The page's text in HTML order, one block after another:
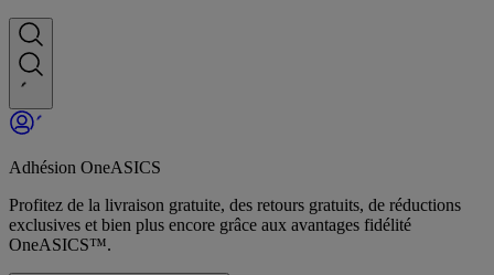
Adhésion OneASICS
Profitez de la livraison gratuite, des retours gratuits, de réductions
exclusives et bien plus encore grâce aux avantages fidélité
OneASICS™.